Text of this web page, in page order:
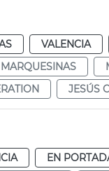
VALENCIA
MARQUESINAS
JESÚS
EN